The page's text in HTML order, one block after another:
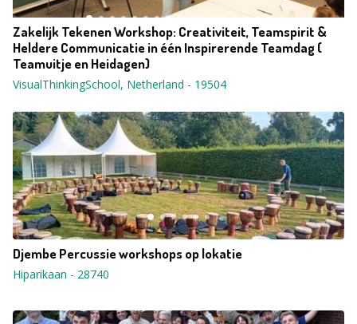
Zakelijk Tekenen Workshop: Creativiteit, Teamspirit &
Heldere Communicatie in één Inspirerende Teamdag (
Teamuitje en Heidagen)
VisualThinkingSchool, Netherland - 19504
Djembe Percussie workshops op lokatie
Hiparikaan - 28740